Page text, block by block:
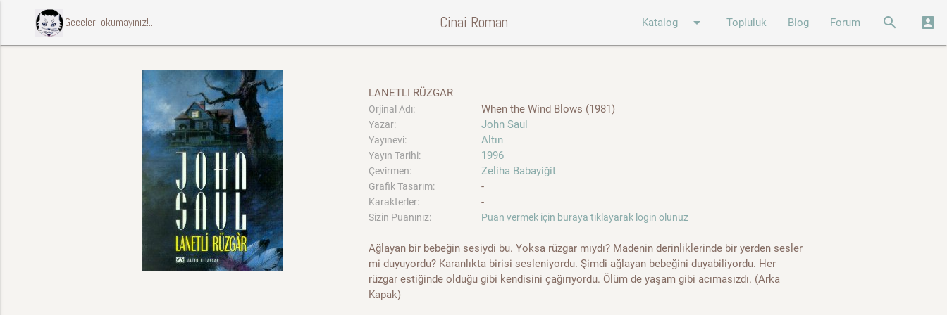
ccccci Geceleri okumayınız!.. Cinai Roman Katalog arrow_drop_down Topluluk Blog Forum search account_box
LANETLI RÜZGAR
Orjinal Adı: When the Wind Blows (1981)
Yazar: John Saul
Yayınevi: Altın
Yayın Tarihi: 1996
Çevirmen: Zeliha Babayiğit
Grafik Tasarım: -
Karakterler: -
Sizin Puanınız: Puan vermek için buraya tıklayarak login olunuz
Ağlayan bir bebeğin sesiydi bu. Yoksa rüzgar mıydı? Madenin derinliklerinde bir yerden sesler
mi duyuyordu? Karanlıkta birisi sesleniyordu. Şimdi ağlayan bebeğini duyabiliyordu. Her
rüzgar estiğinde olduğu gibi kendisini çağırıyordu. Ölüm de yaşam gibi acımasızdı. (Arka
Kapak)